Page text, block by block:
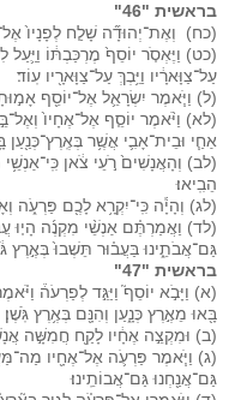
בראשית "46"
(כח) וְאֶת־יְהוּדָ֞ה שָׁלַ֤ח לְפָנָיו֙
(כט) וַיֶּאְסֹ֤ר יוֹסֵף֙ מֶרְכַּבְתּ֔וֹ וַיַּ֛עַל
עַל־צַוָּארָ֔יו וַיֵּ֥בְךְּ עַל־צַוָּארָ֖יו עֽוֹד׃
(ל) וַיֹּ֧אמֶר יִשְׂרָאֵ֛ל אֶל־יוֹסֵ֖ף
(לא) וַיֹּ֨אמֶר יוֹסֵ֤ף אֶל־אֶחָיו֙
אַחַ֧י וּבֵית־אָבִ֛י אֲשֶׁ֥ר בְּאֶֽרֶץ־כְּנַ֖עַן
(לב) וְהָאֲנָשִׁים֙ רֹ֣עֵי צֹ֔אן
הֵבִֽיאוּ׃
(לג) וְהָיָ֕ה כִּֽי־יִקְרָ֥א לָכֶ֖ם פַּרְעֹ֑ה
(לד) וַאֲמַרְתֶּ֗ם אַנְשֵׁ֨י מִקְנֶ֜ה הָי֤וּ
גַּם־אֲבֹתֵ֑ינוּ בַּעֲב֗וּר תֵּשְׁבוּ֙ בְּאֶ֣רֶץ
בראשית "47"
(א) וַיָּבֹ֣א יוֹסֵף֮ וַיַּגֵּ֣ד לְפַרְעֹה֒
בָּ֖אוּ מֵאֶ֣רֶץ כְּנָ֑עַן וְהִנָּ֖ם בְּאֶ֥רֶץ גֹּֽשֶׁן׃
(ב) וּמִקְצֵ֣ה אֶחָ֔יו לָקַ֖ח חֲמִשָּׁ֣ה
(ג) וַיֹּ֧אמֶר פַּרְעֹ֛ה אֶל־אֶחָ֖יו
גַּם־אֲנַ֖חְנוּ גַּם־אֲבוֹתֵֽינוּ׃